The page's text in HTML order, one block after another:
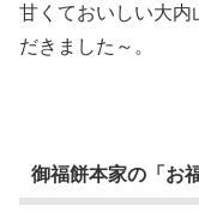
甘くておいしい大内
だきました～。
御福餅本家の「お